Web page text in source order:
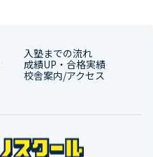
入塾までの流れ
成績UP・合格実績
校舎案内/アクセス